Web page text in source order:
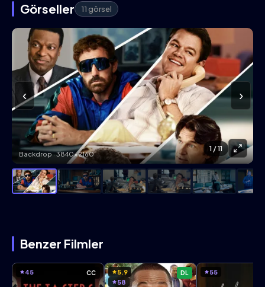
Görseller 11 görsel
‹
Backdrop · 3840×2160
›
1 / 11
Benzer Filmler
CC
45 DL
5.9
58
55